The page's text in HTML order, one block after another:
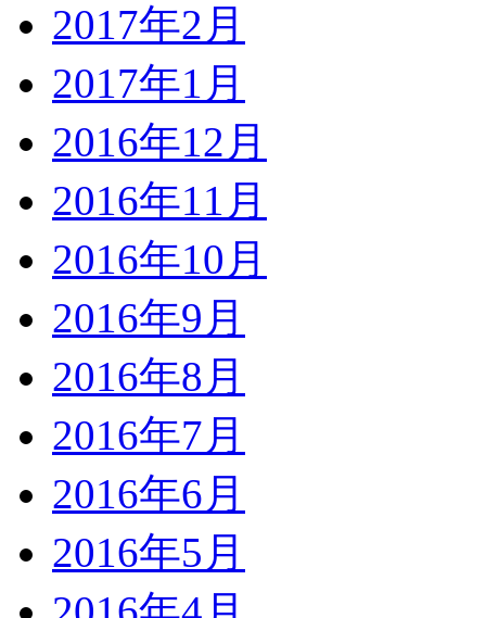
2017年2月
2017年1月
2016年12月
2016年11月
2016年10月
2016年9月
2016年8月
2016年7月
2016年6月
2016年5月